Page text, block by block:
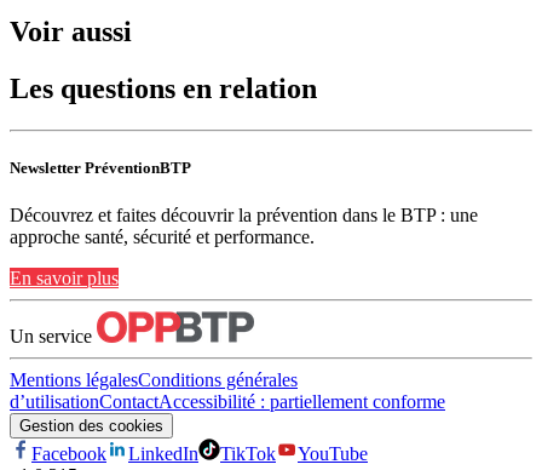
Voir aussi
Les questions en relation
Newsletter PréventionBTP
Découvrez et faites découvrir la prévention dans le BTP : une
approche santé, sécurité et performance.
En savoir plus
Un service
Mentions légalesConditions générales
d’utilisationContactAccessibilité : partiellement conforme
Gestion des cookies
Facebook LinkedIn TikTok
YouTube